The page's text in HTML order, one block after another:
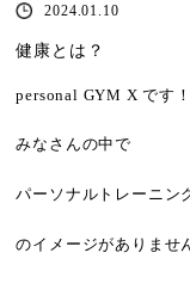
2024.01.10
健康とは？
personal GYM X です！
みなさんの中で
パーソナルトレーニン
のイメージがありませ